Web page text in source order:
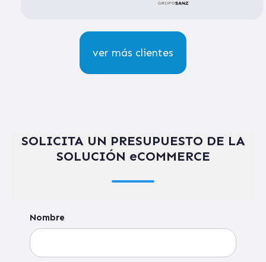
ver más clientes
SOLICITA UN PRESUPUESTO DE LA
SOLUCIÓN eCOMMERCE
Nombre